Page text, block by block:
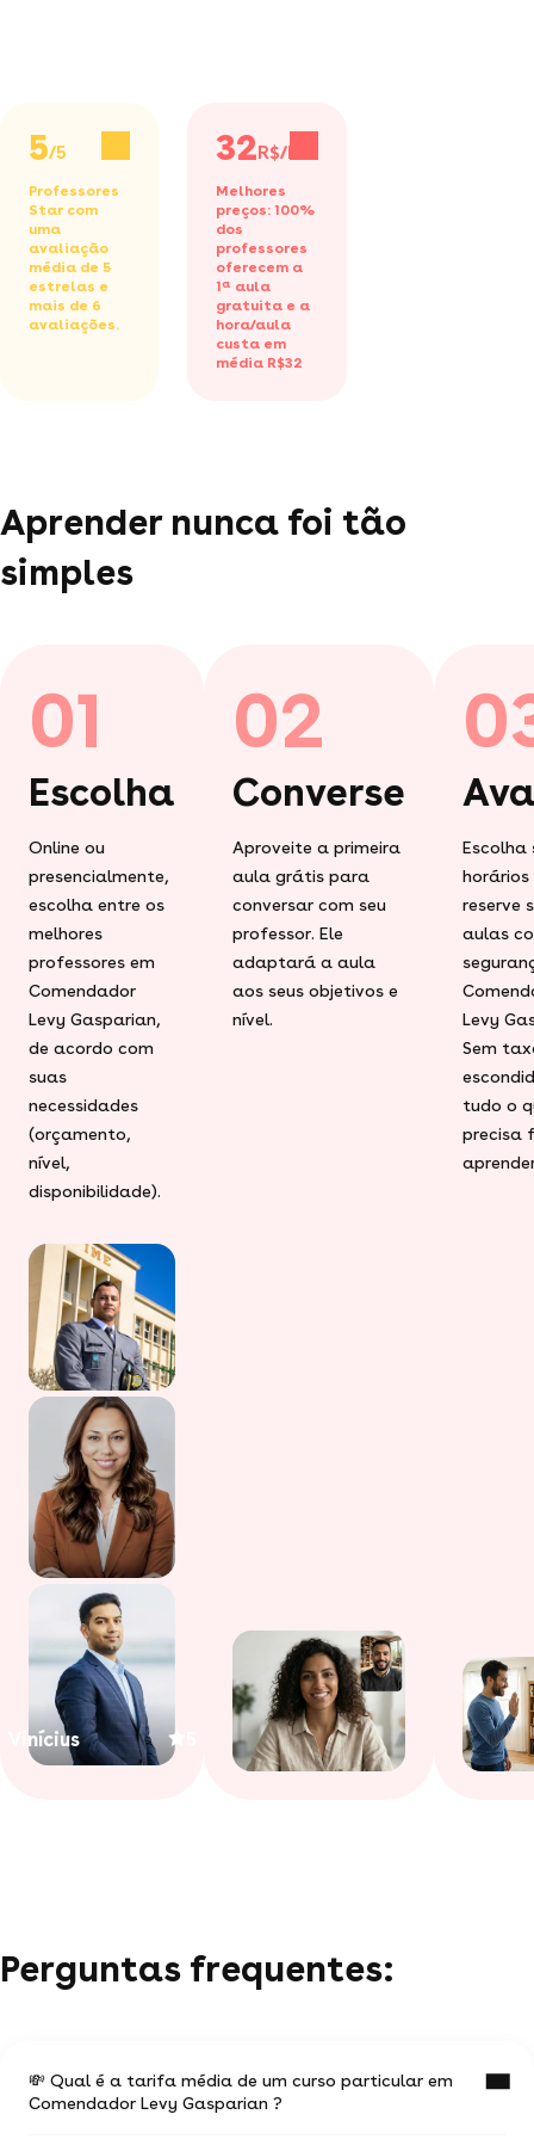
5/5
Professores
Star com
uma
avaliação
média de 5
estrelas e
mais de 6
avaliações.
32R$/h
Melhores
preços: 100%
dos
professores
oferecem a
1ª aula
gratuita e a
hora/aula
custa em
média R$32
Aprender nunca foi tão
simples
01
Escolha
Online ou
presencialmente,
escolha entre os
melhores
professores em
Comendador
Levy Gasparian,
de acordo com
suas
necessidades
(orçamento,
nível,
disponibilidade).
Vinícius
02
Converse
Aproveite a primeira
aula grátis para
conversar com seu
professor. Ele
adaptará a aula
aos seus objetivos e
nível.
Escolha
horários
reserve
aulas
Levy
Sem
tudo o
precisa
Perguntas frequentes:
💸 Qual é a tarifa média de um curso particular em
Comendador Levy Gasparian ?